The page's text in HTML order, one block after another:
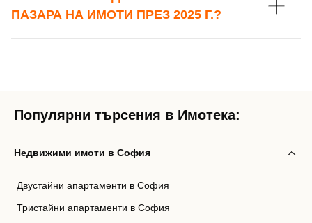
ПАЗАРА НА ИМОТИ ПРЕЗ 2025 Г.?
Популярни търсения в Имотека:
Недвижими имоти в София
Двустайни апартаменти в София
Тристайни апартаменти в София